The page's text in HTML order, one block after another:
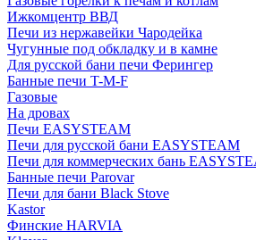
Ижкомцентр ВВД
Печи из нержавейки Чародейка
Чугунные под обкладку и в камне
Для русской бани печи Ферингер
Банные печи T-M-F
Газовые
На дровах
Печи EASYSTEAM
Печи для русской бани EASYSTEAM
Печи для коммерческих бань
Банные печи Parovar
Печи для бани Black Stove
Kastor
Финские HARVIA